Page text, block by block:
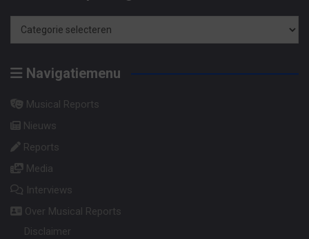
Archief
categorie
Navigatiemenu
Musical Reports
Nieuws
Reports
Media
Interviews
Over Musical Reports
Disclaimer